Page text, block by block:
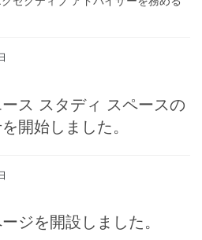
ース スタディ スペースの
開始しました。
ジを開設しました。